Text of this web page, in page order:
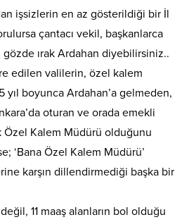
işsizlerin en az gösterildiği bir İl
çantacı vekil, başkanlarca
gözde ırak Ardahan diyebilirsiniz..
edilen valilerin, özel kalem
boyunca Ardahan’a gelmeden,
oturan ve orada emekli
Kalem Müdürü olduğunu
‘Bana Özel Kalem Müdürü’
karşın dillendirmediği başka bir
11 maaş alanların bol olduğu